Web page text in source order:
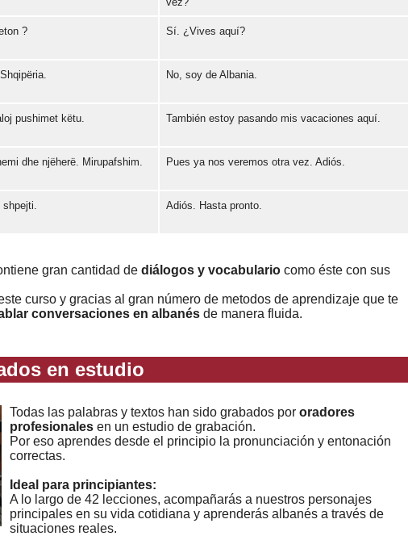
Error loading: "https://www.idiomaspc.com/curso-aprender-albanes-basico/audio/3009.mp3"
Error loading: "https://www.idiomaspc.com/curso-aprender-albanes-basico/audio/3010.mp3"
? Sí. ¿Vives aquí?
Error loading: "https://www.idiomaspc.com/curso-aprender-albanes-basico/audio/3011.mp3"
No, soy de Albania.
Error loading: "https://www.idiomaspc.com/curso-aprender-albanes-basico/audio/3012.mp3"
pushimet këtu. También estoy pasando mis vacaciones aquí.
Error loading: "https://www.idiomaspc.com/curso-aprender-albanes-basico/audio/3013.mp3"
dhe njëherë. Mirupafshim. Pues ya nos veremos otra vez. Adiós.
shpejti. Adiós. Hasta pronto.
gran cantidad de diálogos y vocabulariocomo éste con sus
curso y gracias al gran número de metodos de aprendizaje que te
conversaciones en albanésde manera fluida.
en estudio
Todas las palabras y textos han sido grabados por oradores
profesionalesen un estudio de grabación.
Por eso aprendes desde el principio la pronunciación y entonación
correctas.
Ideal para principiantes:
A lo largo de 42 lecciones, acompañarás a nuestros personajes
principales en su vida cotidiana y aprenderás albanés a través de
situaciones reales.